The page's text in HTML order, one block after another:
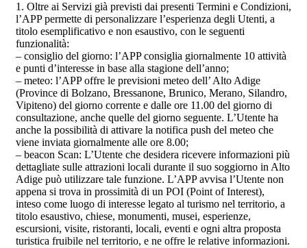
1. Oltre ai Servizi già previsti dai presenti Termini e Condizioni,
l’APP permette di personalizzare l’esperienza degli Utenti, a
titolo esemplificativo e non esaustivo, con le seguenti
funzionalità:
– consiglio del giorno: l’APP consiglia giornalmente 10 attività
e punti d’interesse in base alla stagione dell’anno;
– meteo: l’APP offre le previsioni meteo dell’ Alto Adige
(Province di Bolzano, Bressanone, Brunico, Merano, Silandro,
Vipiteno) del giorno corrente e dalle ore 11.00 del giorno di
consultazione, anche quelle del giorno seguente. L’Utente ha
anche la possibilità di attivare la notifica push del meteo che
viene inviata giornalmente alle ore 8.00;
– beacon Scan: L’Utente che desidera ricevere informazioni più
dettagliate sulle attrazioni locali durante il suo soggiorno in Alto
Adige può utilizzare tale funzione. L’APP avvisa l’Utente non
appena si trova in prossimità di un POI (Point of Interest),
inteso come luogo di interesse legato al turismo nel territorio, a
titolo esaustivo, chiese, monumenti, musei, esperienze,
escursioni, visite, ristoranti, locali, eventi e ogni altra proposta
turistica fruibile nel territorio, e ne offre le relative informazioni.